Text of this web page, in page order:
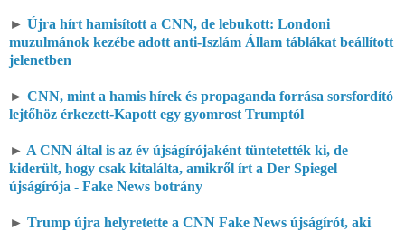
► Újra hírt hamisított a CNN, de lebukott: Londoni
muzulmánok kezébe adott anti-Iszlám Állam táblákat beállított
jelenetben
► CNN, mint a hamis hírek és propaganda forrása sorsfordító
lejtőhöz érkezett-Kapott egy gyomrost Trumptól
► A CNN által is az év újságírójaként tüntetették ki, de
kiderült, hogy csak kitalálta, amikről írt a Der Spiegel
újságírója - Fake News botrány
► Trump újra helyretette a CNN Fake News újságírót, aki